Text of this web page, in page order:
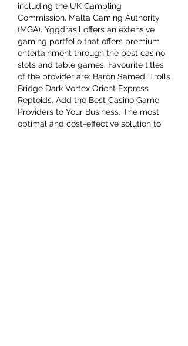
including the UK Gambling
Commission, Malta Gaming Authority
(MGA). Yggdrasil offers an extensive
gaming portfolio that offers premium
entertainment through the best casino
slots and table games. Favourite titles
of the provider are: Baron Samedi Trolls
Bridge Dark Vortex Orient Express
Reptoids. Add the Best Casino Game
Providers to Your Business. The most
optimal and cost-effective solution to